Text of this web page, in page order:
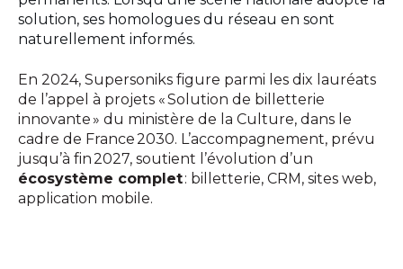
solution, ses homologues du réseau en sont
naturellement informés.
En 2024, Supersoniks figure parmi les dix lauréats
de l’appel à projets « Solution de billetterie
innovante » du ministère de la Culture, dans le
cadre de France 2030. L’accompagnement, prévu
jusqu’à fin 2027, soutient l’évolution d’un
écosystème complet: billetterie, CRM, sites web,
application mobile.